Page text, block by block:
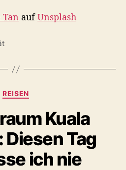
Tan aufUnsplash
K
t
e
g
o
r
REISEN
Kuala
Diesen Tag
ich nie